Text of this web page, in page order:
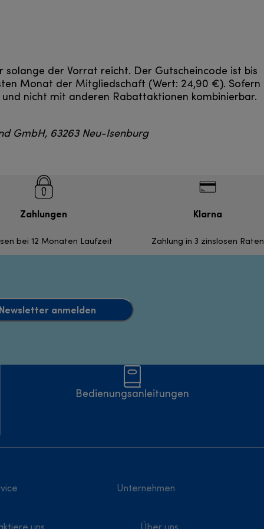
der Vorrat reicht. Der Gutscheincode ist bis
Monat der Mitgliedschaft (Wert: 24,90 €). Sofern
nicht mit anderen Rabattaktionen kombinierbar.
GmbH, 63263 Neu-Isenburg
Zahlungen
bei 12 Monaten Laufzeit
Klarna
Zahlung in 3 zinslosen Raten
anmelden
Bedienungsanleitungen
Unternehmen